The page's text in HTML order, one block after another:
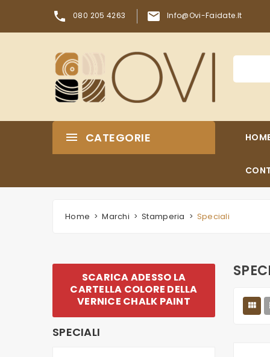
 080 205 4263  Info@ovi-Faidate.it
CATEGORIE
Home Marchi Stamperia Speciali
SCARICA ADESSO LA
CARTELLA COLORE DELLA
VERNICE CHALK PAINT
SPECIALI
